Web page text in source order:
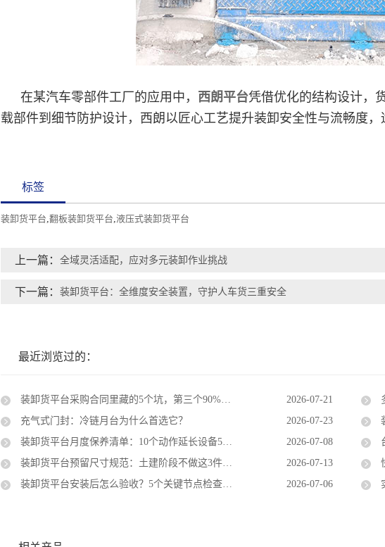
在某汽车零部件工厂的应用中， 西朗平台凭借优化的结构设计，
载部件到细节防护设计，西朗以匠心工艺提升装卸安全性与流畅度，
标签
装卸货平台,翻板装卸货平台,液压式装卸货平台
上一篇：全域灵活适配，应对多元装卸作业挑战
下一篇：装卸货平台：全维度安全装置，守护人车货三重安全
最近浏览过的：
装卸货平台采购合同里藏的5个坑，第三个90%的人忽略 2026-07-21
充气式门封：冷链月台为什么首选它？
2026-07-23
装卸货平台月度保养清单：10个动作延长设备5年寿命
2026-07-08
装卸货平台预留尺寸规范：土建阶段不做这3件事，后期全返工
2026-07-13
装卸货平台安装后怎么验收？5个关键节点检查清单
2026-07-06